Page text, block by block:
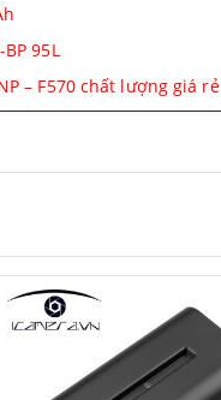
95L
– F570 chất lượng giá rẻ